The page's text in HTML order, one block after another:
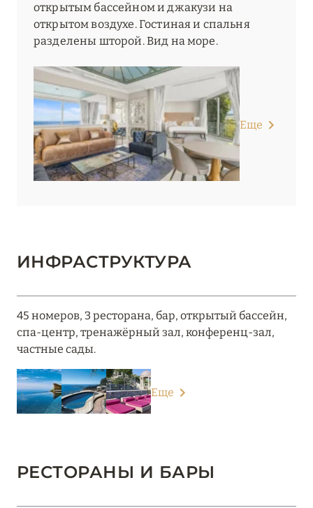
открытым бассейном и джакузи на
открытом воздухе. Гостиная и спальня
разделены шторой. Вид на море.
Еще
ИНФРАСТРУКТУРА
45 номеров, 3 ресторана, бар, открытый бассейн,
спа-центр, тренажёрный зал, конференц-зал,
частные сады.
Еще
РЕСТОРАНЫ И БАРЫ